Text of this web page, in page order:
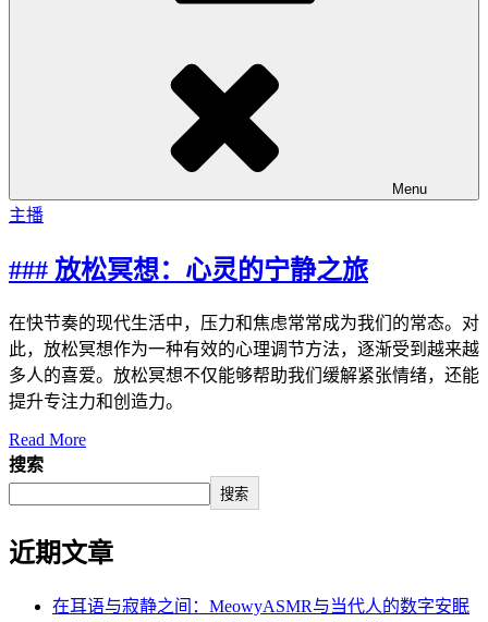
Menu
主播
### 放松冥想：心灵的宁静之旅
在快节奏的现代生活中，压力和焦虑常常成为我们的常态。对
此，放松冥想作为一种有效的心理调节方法，逐渐受到越来越
多人的喜爱。放松冥想不仅能够帮助我们缓解紧张情绪，还能
提升专注力和创造力。
Read More
搜索
搜索
近期文章
在耳语与寂静之间：MeowyASMR与当代人的数字安眠